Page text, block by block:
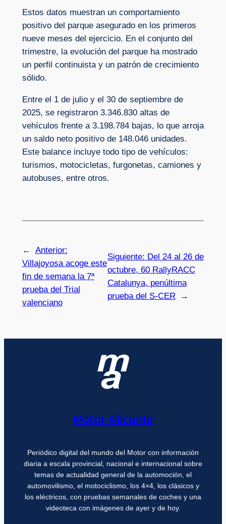
Estos datos muestran un comportamiento
positivo del parque asegurado en los primeros
nueve meses del ejercicio. En el conjunto del
trimestre, la evolución del parque ha mostrado
un perfil continuista y un patrón de crecimiento
sólido.
Entre el 1 de julio y el 30 de septiembre de
2025, se registraron 3.346.830 altas de
vehículos frente a 3.198.784 bajas, lo que arroja
un saldo neto positivo de 148.046 unidades.
Este balance incluye todo tipo de vehículos:
turismos, motocicletas, furgonetas, camiones y
autobuses, entre otros.
←
Anterior:
Villajoyosa acoge este
fin de semana la 7ª
prueba del Trial
valenciano
Siguiente: Del 24 al 26 de
octubre, 60 RallyRACC
Catalunya, penúltima
prueba del S-CER
→
Motor Alicante
Periódico digital del mundo del Motor con información
diaria a escala provincial, nacional e internacional sobre
temas de actualidad general de la automoción, el
automovilismo, el motociclismo, los 4×4, los clásicos y
los eléctricos, con pruebas semanales de coches y una
videoteca con imágenes de ayer y de hoy.